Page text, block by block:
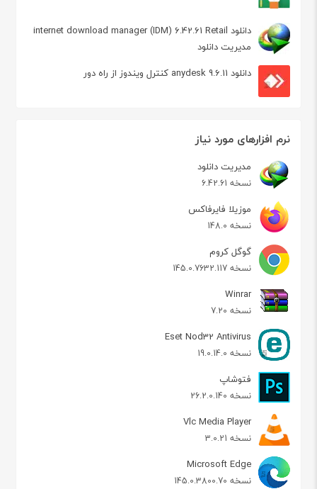
دانلود internet download manager (IDM) 6.42.61 Retail
مدیریت دانلود
دانلود anydesk 9.6.11 کنترل ویندوز از راه دور
نرم افزارهای مورد نیاز
مدیریت دانلود
نسخه 6.42.61
موزیلا فایرفاکس
نسخه 148.0
گوگل کروم
نسخه 145.0.7632.117
Winrar
نسخه 7.20
Eset Nod32 Antivirus
نسخه 19.0.14.0
فتوشاپ
نسخه 26.2.0.140
Vlc Media Player
نسخه 3.0.21
Microsoft Edge
نسخه 145.0.3800.70